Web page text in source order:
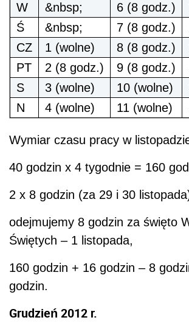
W
&nbsp; 6 (8 godz.)
Ś
&nbsp; 7 (8 godz.)
CZ
1 (wolne) 8 (8 godz.)
PT
2 (8 godz.) 9 (8 godz.)
S
3 (wolne) 10 (wolne)
N
4 (wolne) 11 (wolne)
Wymiar czasu pracy w
40 godzin x 4 tygodnie = 160
2 x 8 godzin (za 29 i 30
odejmujemy 8 godzin za święto
Świętych – 1 listopada,
160 godzin + 16 godzin – 8
godzin.
Grudzień 2012 r.